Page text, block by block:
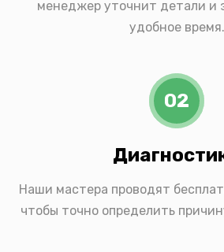
менеджер уточнит детали и
удобное время.
02
Наши мастера проводят
чтобы точно определить